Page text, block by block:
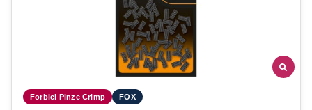
Forbici Pinze Crimp FOX